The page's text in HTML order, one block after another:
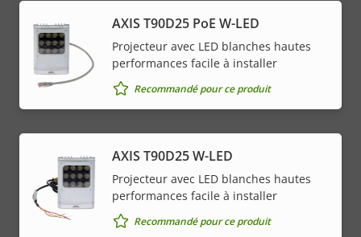
AXIS T90D25 PoE W-LED
Projecteur avec LED blanches hautes
performances facile à installer
Recommandé pour ce produit
AXIS T90D25 W-LED
Projecteur avec LED blanches hautes
performances facile à installer
Recommandé pour ce produit